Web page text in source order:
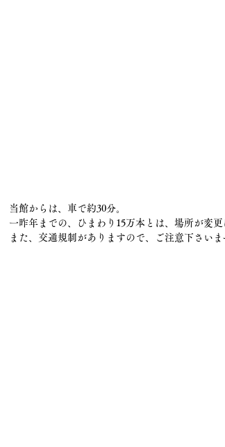
当館からは、車で約30分。
一昨年までの、ひまわり15万本とは、場所が変更
また、交通規制がありますので、ご注意下さいま